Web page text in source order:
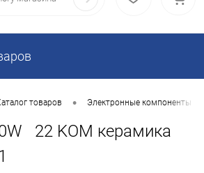
товаров • Электронные компоненты
22 KOM керамика